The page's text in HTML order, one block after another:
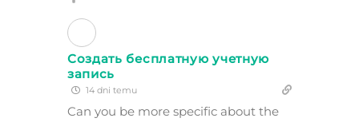
Создать бесплатную учетную
запись
14 dni temu
Can you be more specific about the